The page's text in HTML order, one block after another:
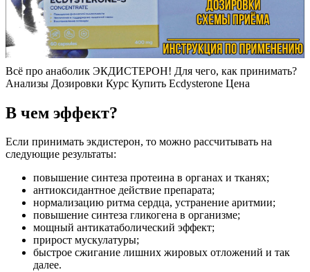
Всё про анаболик ЭКДИСТЕРОН! Для чего, как принимать?
Анализы Дозировки Курс Купить Ecdysterone Цена
В чем эффект?
Если принимать экдистерон, то можно рассчитывать на
следующие результаты:
повышение синтеза протеина в органах и тканях;
антиоксидантное действие препарата;
нормализацию ритма сердца, устранение аритмии;
повышение синтеза гликогена в организме;
мощный антикатаболический эффект;
прирост мускулатуры;
быстрое сжигание лишних жировых отложений и так
далее.